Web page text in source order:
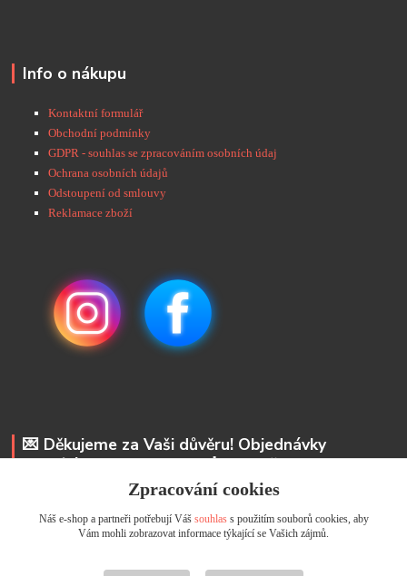
Info o nákupu
Kontaktní formulář
Obchodní podmínky
GDPR - souhlas se zpracováním osobních údaj
Ochrana osobních údajů
Odstoupení od smlouvy
Reklamace zboží
💌 Děkujeme za Vaši důvěru! Objednávky
odesíláme do 48 hodin. 📩 Na vaše e-maily
odpovíme do 24 hodin.
Andrea Kyselová DiS.
+ 420 737 352 681
Zpracování cookies
Náš e-shop a partneři potřebují Váš souhlass použitím souborů cookies, aby
Vám mohli zobrazovat informace týkající se Vašich zájmů.